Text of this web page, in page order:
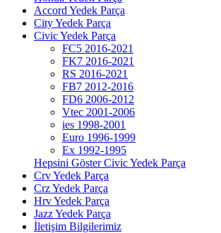
Accord Yedek Parça
City Yedek Parça
Civic Yedek Parça
FC5 2016-2021
FK7 2016-2021
RS 2016-2021
FB7 2012-2016
FD6 2006-2012
Vtec 2001-2006
ies 1998-2001
Euro 1996-1999
Ex 1992-1995
Hepsini Göster Civic Yedek Parça
Crv Yedek Parça
Crz Yedek Parça
Hrv Yedek Parça
Jazz Yedek Parça
İletişim Bilgilerimiz